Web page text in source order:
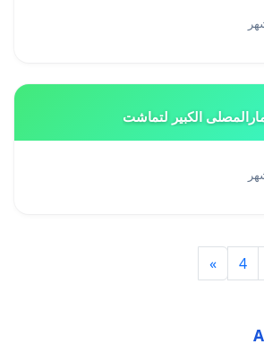
الكبير لتماشت
4
»